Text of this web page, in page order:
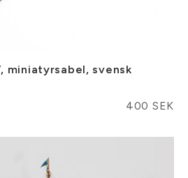
miniatyrsabel, svensk
400 SEK